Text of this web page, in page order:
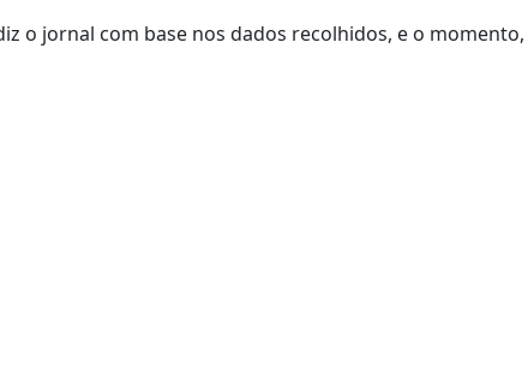
o jornal com base nos dados recolhidos, e o